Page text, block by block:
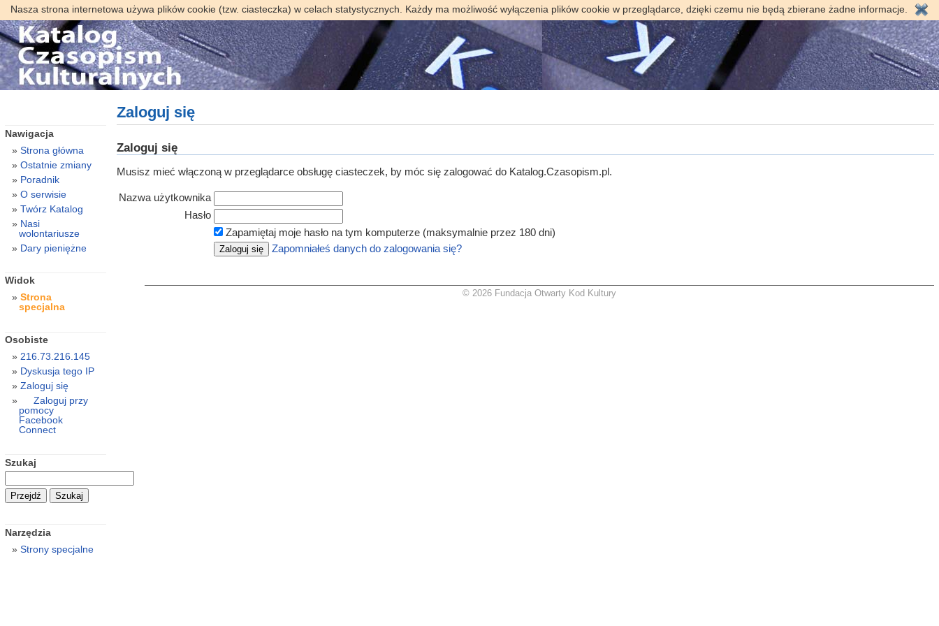
Nasza strona internetowa używa plików cookie (tzw. ciasteczka) w celach statystycznych. Każdy ma możliwość wyłączenia plików cookie w przeglądarce, dzięki czemu nie będą zbierane żadne informacje.
Zaloguj się
Zaloguj się
Musisz mieć włączoną w przeglądarce obsługę ciasteczek, by móc się zalogować do Katalog.Czasopism.pl.
Nazwa użytkownika
Hasło
Zapamiętaj moje hasło na tym komputerze (maksymalnie przez 180 dni)
Zapomniałeś danych do zalogowania się?
Nawigacja
Strona główna
Ostatnie zmiany
Poradnik
O serwisie
Twórz Katalog
Nasi
wolontariusze
Dary pieniężne
Widok
Strona
specjalna
Osobiste
216.73.216.145
Dyskusja tego IP
Zaloguj się
Zaloguj przy
pomocy
Facebook
Connect
Szukaj
Narzędzia
Strony specjalne
© 2026 Fundacja Otwarty Kod Kultury